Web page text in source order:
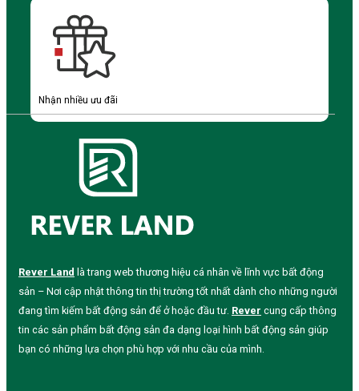
Nhận nhiều ưu đãi
Rever Land là trang web thương hiệu cá nhân về lĩnh vực bất động
sản – Nơi cập nhật thông tin thị trường tốt nhất dành cho những người
đang tìm kiếm bất động sản để ở hoặc đầu tư. Rever cung cấp thông
tin các sản phẩm bất động sản đa dạng loại hình bất động sản giúp
bạn có những lựa chọn phù hợp với nhu cầu của mình.